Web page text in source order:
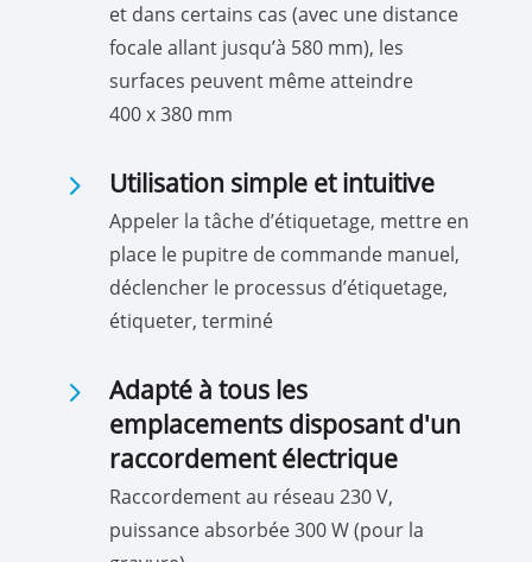
et dans certains cas (avec une distance
focale allant jusqu’à 580 mm), les
surfaces peuvent même atteindre
400 x 380 mm
5 Utilisation simple et intuitive
Appeler la tâche d’étiquetage, mettre en
place le pupitre de commande manuel,
déclencher le processus d’étiquetage,
étiqueter, terminé
5
Adapté à tous les
emplacements disposant d'un
raccordement électrique
Raccordement au réseau 230 V,
puissance absorbée 300 W (pour la